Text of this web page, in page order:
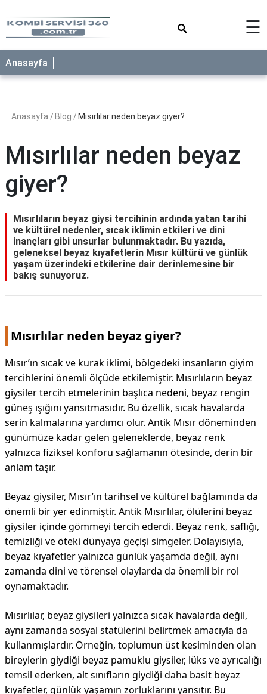
☰
Anasayfa
Anasayfa Blog Mısırlılar neden beyaz giyer?
Mısırlılar neden beyaz
giyer?
Mısırlıların beyaz giysi tercihinin ardında yatan tarihi
ve kültürel nedenler, sıcak iklimin etkileri ve dini
inançları gibi unsurlar bulunmaktadır. Bu yazıda,
geleneksel beyaz kıyafetlerin Mısır kültürü ve günlük
yaşam üzerindeki etkilerine dair derinlemesine bir
bakış sunuyoruz.
Mısırlılar neden beyaz giyer?
Mısır’ın sıcak ve kurak iklimi, bölgedeki insanların giyim
tercihlerini önemli ölçüde etkilemiştir. Mısırlıların beyaz
giysiler tercih etmelerinin başlıca nedeni, beyaz rengin
güneş ışığını yansıtmasıdır. Bu özellik, sıcak havalarda
serin kalmalarına yardımcı olur. Antik Mısır döneminden
günümüze kadar gelen geleneklerde, beyaz renk
yalnızca fiziksel konforu sağlamanın ötesinde, derin bir
anlam taşır.
Beyaz giysiler, Mısır’ın tarihsel ve kültürel bağlamında da
önemli bir yer edinmiştir. Antik Mısırlılar, ölülerini beyaz
giysiler içinde gömmeyi tercih ederdi. Beyaz renk, saflığı,
temizliği ve öteki dünyaya geçişi simgeler. Dolayısıyla,
beyaz kıyafetler yalnızca günlük yaşamda değil, aynı
zamanda dini ve törensel olaylarda da önemli bir rol
oynamaktadır.
Mısırlılar, beyaz giysileri yalnızca sıcak havalarda değil,
aynı zamanda sosyal statülerini belirtmek amacıyla da
kullanmışlardır. Örneğin, toplumun üst kesiminden olan
bireylerin giydiği beyaz pamuklu giysiler, lüks ve ayrıcalığı
temsil ederken, alt sınıfların giydiği daha basit beyaz
kıyafetler, günlük yaşamın zorluklarını yansıtır. Bu